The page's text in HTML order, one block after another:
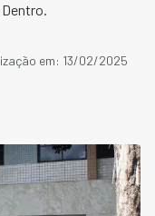
Dentro.
em: 13/02/2025